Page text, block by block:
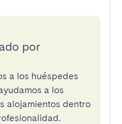
por
a los huéspedes
a los
alojamientos dentro